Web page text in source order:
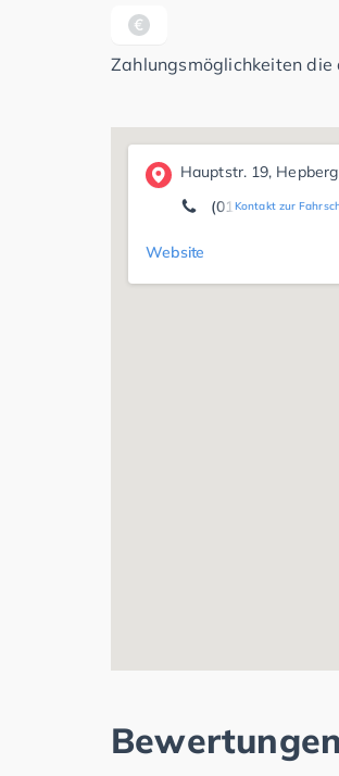
Zahlungsmöglichkeiten
Hauptstr. 19, Hepberg
Kontakt zur
(0170) 7 67 99 01
Website
Bewertungen